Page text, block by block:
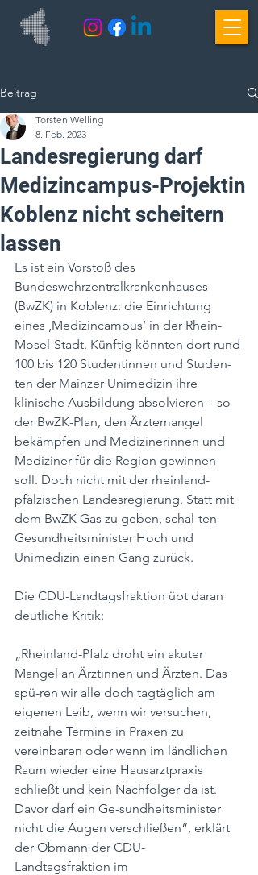
Beitrag
Landesregierung darf
Medizincampus-Projektin
Koblenz nicht scheitern
lassen
Torsten Welling
8. Feb. 2023
Es ist ein Vorstoß des
Bundeswehrzentralkrankenhauses
(BwZK) in Koblenz: die Einrichtung
eines ‚Medizincampus‘ in der Rhein-
Mosel-Stadt. Künftig könnten dort rund
100 bis 120 Studentinnen und Studen-
ten der Mainzer Unimedizin ihre
klinische Ausbildung absolvieren – so
der BwZK-Plan, den Ärztemangel
bekämpfen und Medizinerinnen und
Mediziner für die Region gewinnen
soll. Doch nicht mit der rheinland-
pfälzischen Landesregierung. Statt mit
dem BwZK Gas zu geben, schal-ten
Gesundheitsminister Hoch und
Unimedizin einen Gang zurück.
Die CDU-Landtagsfraktion übt daran
deutliche Kritik:
„Rheinland-Pfalz droht ein akuter
Mangel an Ärztinnen und Ärzten. Das
spü-ren wir alle doch tagtäglich am
eigenen Leib, wenn wir versuchen,
zeitnahe Termine in Praxen zu
vereinbaren oder wenn im ländlichen
Raum wieder eine Hausarztpraxis
schließt und kein Nachfolger da ist.
Davor darf ein Ge-sundheitsminister
nicht die Augen verschließen“, erklärt
der Obmann der CDU-
Landtagsfraktion im